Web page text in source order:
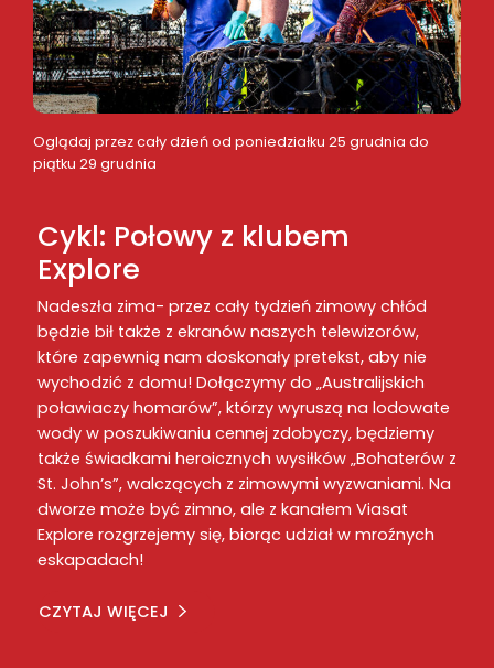
Oglądaj przez cały dzień od poniedziałku 25 grudnia do
piątku 29 grudnia
Cykl: Połowy z klubem
Explore
Nadeszła zima- przez cały tydzień zimowy chłód
będzie bił także z ekranów naszych telewizorów,
które zapewnią nam doskonały pretekst, aby nie
wychodzić z domu! Dołączymy do „Australijskich
poławiaczy homarów”, którzy wyruszą na lodowate
wody w poszukiwaniu cennej zdobyczy, będziemy
także świadkami heroicznych wysiłków „Bohaterów z
St. John’s”, walczących z zimowymi wyzwaniami. Na
dworze może być zimno, ale z kanałem Viasat
Explore rozgrzejemy się, biorąc udział w mroźnych
eskapadach!
CZYTAJ WIĘCEJ